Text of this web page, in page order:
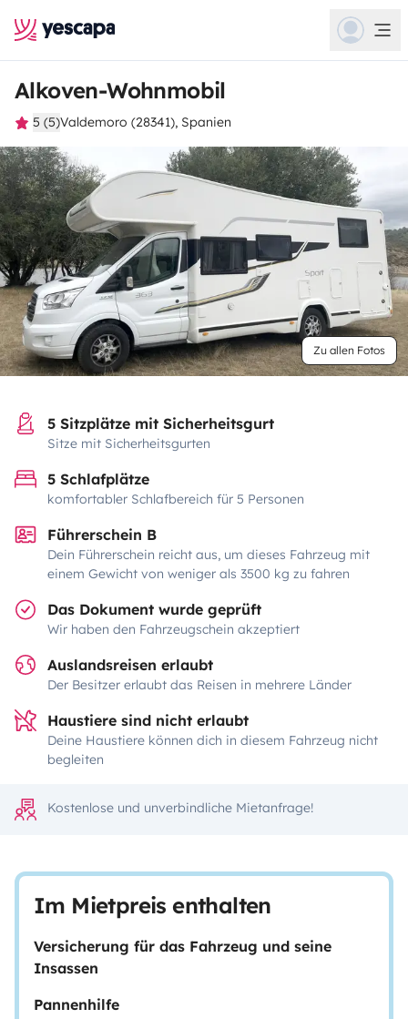
Alkoven-Wohnmobil
5 (5)Valdemoro (28341), Spanien
Zu allen Fotos
5 Sitzplätze mit Sicherheitsgurt
Sitze mit Sicherheitsgurten
5 Schlafplätze
komfortabler Schlafbereich für 5 Personen
Führerschein B
Dein Führerschein reicht aus, um dieses Fahrzeug mit
einem Gewicht von weniger als 3500 kg zu fahren
Das Dokument wurde geprüft
Wir haben den Fahrzeugschein akzeptiert
Auslandsreisen erlaubt
Der Besitzer erlaubt das Reisen in mehrere Länder
Haustiere sind nicht erlaubt
Deine Haustiere können dich in diesem Fahrzeug nicht
begleiten
Kostenlose und unverbindliche Mietanfrage!
Im Mietpreis enthalten
Versicherung für das Fahrzeug und seine
Insassen
Pannenhilfe